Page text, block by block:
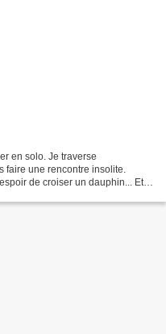
en solo. Je traverse
faire une rencontre insolite.
de croiser un dauphin... Et